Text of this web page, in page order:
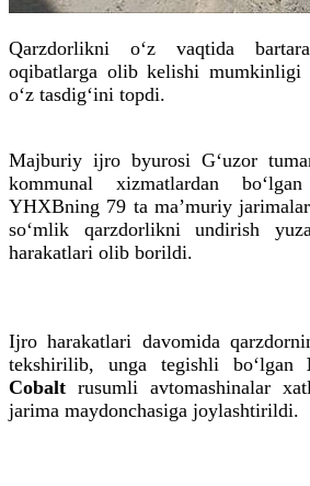
Qarzdorlikni o‘z vaqtida
oqibatlarga olib kelishi mumkinligi
o‘z tasdig‘ini topdi.
Majburiy ijro byurosi G‘uzor
kommunal xizmatlardan
YHXBning 79 ta maʼmuriy
so‘mlik qarzdorlikni undirish
harakatlari olib borildi.
Ijro harakatlari davomida
tekshirilib, unga tegishli bo‘lgan
Cobalt rusumli avtomashinalar
jarima maydonchasiga joylashtirildi.